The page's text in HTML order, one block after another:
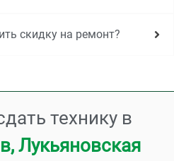
скидку на ремонт?
технику в
в , Лукьяновская